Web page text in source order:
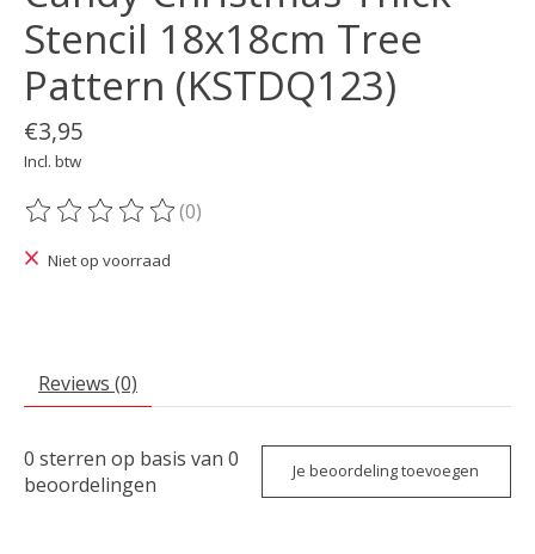
Stencil 18x18cm Tree
Pattern (KSTDQ123)
€3,95
Incl. btw
De beoordeling van dit product is
(0)
Niet op voorraad
Reviews (0)
0 sterren op basis van 0
beoordelingen
Je beoordeling toevoegen